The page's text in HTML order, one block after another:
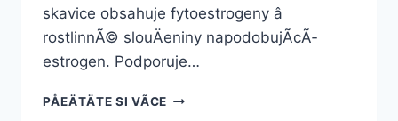
skavice obsahuje fytoestrogeny â
rostlinnÃ© slouÄeniny napodobujÃ­cÃ­
estrogen. Podporuje…
PÅEÄTÄTE SI VÃ­CENEJLEPÅ¡Ã­